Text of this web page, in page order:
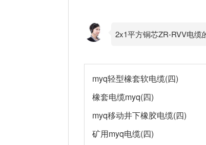
2x1平方铜芯ZR-RVV电缆
myq轻型橡套软电缆(四)
橡套电缆myq(四)
myq移动井下橡胶电缆(四)
矿用myq电缆(四)